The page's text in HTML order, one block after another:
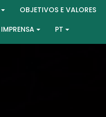
OBJETIVOS E VALORES
IMPRENSA PT